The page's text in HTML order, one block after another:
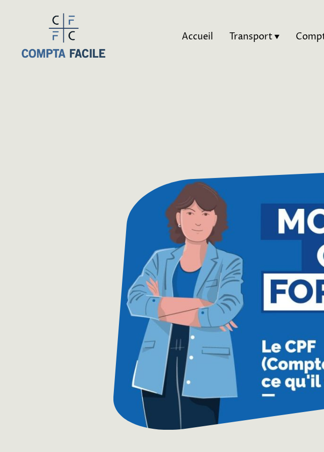
Accueil Transport